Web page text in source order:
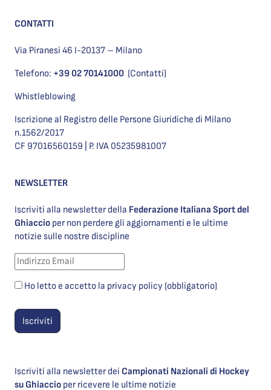
CONTATTI
Via Piranesi 46 I-20137 – Milano
Telefono: +39 02 70141000 (Contatti)
Whistleblowing
Iscrizione al Registro delle Persone Giuridiche di Milano
n.1562/2017
CF 97016560159 | P. IVA 05235981007
NEWSLETTER
Iscriviti alla newsletter della Federazione Italiana Sport del
Ghiaccio per non perdere gli aggiornamenti e le ultime
notizie sulle nostre discipline
Ho letto e accetto la privacy policy (obbligatorio)
Iscriviti alla newsletter dei Campionati Nazionali di Hockey
su Ghiaccio per ricevere le ultime notizie